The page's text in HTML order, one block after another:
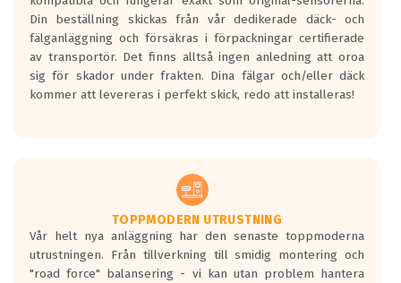
regelverk som börjar gälla 2016.
Din beställning skickas från vår dedikerade däck- och
fälganläggning och försäkras i förpackningar certifierade
av transportör. Det finns alltså ingen anledning att oroa
sig för skador under frakten. Dina fälgar och/eller däck
kommer att levereras i perfekt skick, redo att installeras!
TOPPMODERN UTRUSTNING
Vår helt nya anläggning har den senaste toppmoderna
utrustningen. Från tillverkning till smidig montering och
"road force" balansering - vi kan utan problem hantera